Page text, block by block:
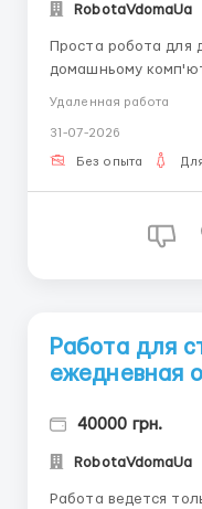
RobotaVdomaUa
Проста робота для
домашньому
компанії.
Детальніше пишіть
Удаленная работа
31-07-2026
Без опыта
Работа для
40000 грн.
RobotaVdomaUa
Работа ведется